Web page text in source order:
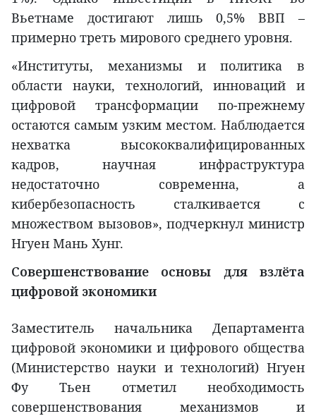
Вьетнаме достигают лишь 0,5% ВВП –
примерно треть мирового среднего уровня.
«Институты, механизмы и политика в
области науки, технологий, инноваций и
цифровой трансформации по-прежнему
остаются самым узким местом. Наблюдается
нехватка высококвалифицированных
кадров, научная инфраструктура
недостаточно современна, а
кибербезопасность сталкивается с
множеством вызовов», подчеркнул министр
Нгуен Мань Хунг.
Совершенствование основы для взлёта
цифровой экономики
Заместитель начальника Департамента
цифровой экономики и цифрового общества
(Министерство науки и технологий) Нгуен
Фу Тьен отметил необходимость
совершенствования механизмов и